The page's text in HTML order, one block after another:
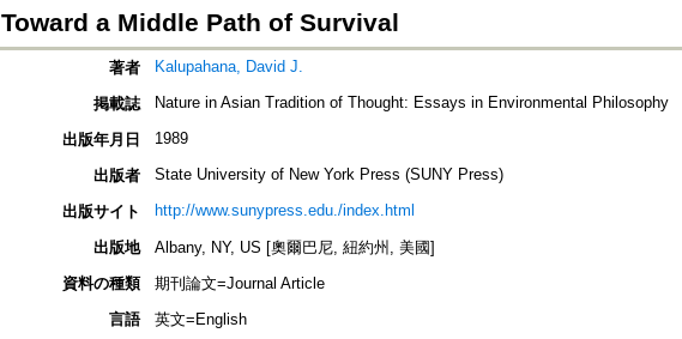
Toward a Middle Path of Survival
著者 Kalupahana, David J.
掲載誌 Nature in Asian Tradition of Thought: Essays in Environmental Philosophy
出版年月日 1989
出版者 State University of New York Press (SUNY Press)
出版サイト http://www.sunypress.edu./index.html
出版地
Albany, NY, US [奧爾巴尼, 紐約州, 美國]
資料の種類
期刊論文=Journal Article
言語
英文=English